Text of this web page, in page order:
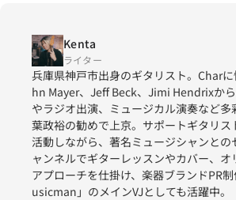
Kenta
ライター
兵庫県神戸市出身のギタリスト。Char
hn Mayer、Jeff Beck、Jimi Hendrixか
やラジオ出演、ミュージカル演奏など
葉政裕の勧めで上京。サポートギタリス
活動しながら、著名ミュージシャンと
ャンネルでギターレッスンやカバー、
アプローチを仕掛け、楽器ブランドPR
usicman」のメインVJとしても活躍中。